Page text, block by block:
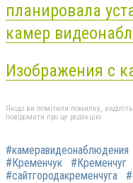
планировала
камер
Изображения с
Якщо ви помітили помилку, виділіть
повідомити про це редакцію
#камеравидеонаблюдения
#Кременчук
#Кременчуг
#сайтгородакременчуга